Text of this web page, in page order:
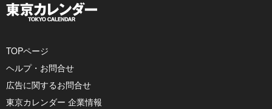
TOPページ
ヘルプ・お問合せ
広告に関するお問合せ
東京カレンダー 企業情報